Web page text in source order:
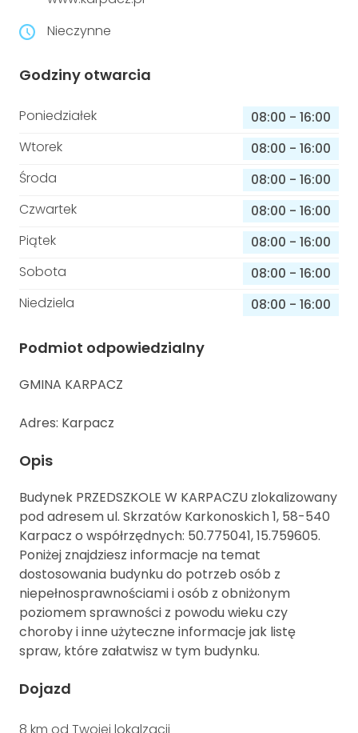
Nieczynne
Godziny otwarcia
Poniedziałek 08:00 - 16:00
Wtorek
08:00 - 16:00
Środa
08:00 - 16:00
Czwartek
08:00 - 16:00
Piątek
08:00 - 16:00
Sobota
08:00 - 16:00
Niedziela
08:00 - 16:00
Podmiot odpowiedzialny
GMINA KARPACZ
Adres: Karpacz
Opis
Budynek PRZEDSZKOLE W KARPACZU zlokalizowany
pod adresem ul. Skrzatów Karkonoskich 1, 58-540
Karpacz o współrzędnych: 50.775041, 15.759605.
Poniżej znajdziesz informacje na temat
dostosowania budynku do potrzeb osób z
niepełnosprawnościami i osób z obniżonym
poziomem sprawności z powodu wieku czy
choroby i inne użyteczne informacje jak listę
spraw, które załatwisz w tym budynku.
Dojazd